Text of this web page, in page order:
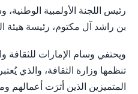
رئيس اللجنة الأولمبية
بن راشد آل مكتوم، رئيسة هيئة
ويحتفي وسام الإمارات للثقافة
تنظمها وزارة الثقافة، والذي
المتميزين الذين أثرَت أعمالهم